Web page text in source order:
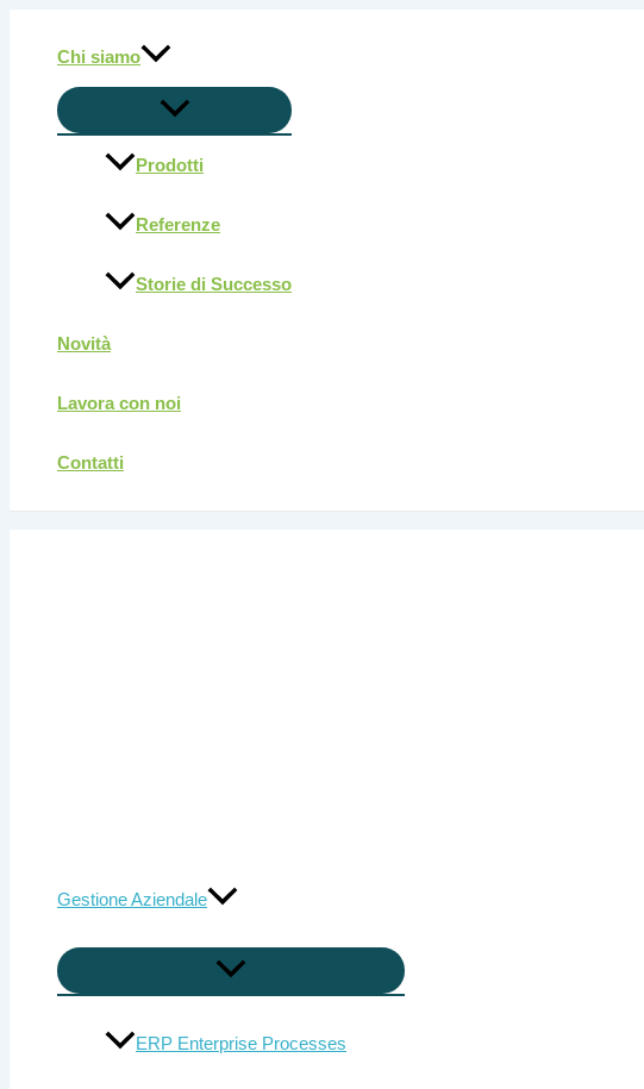
contenuto
Chi siamo
Prodotti
Referenze
Storie di Successo
Novità
Lavora con noi
Contatti
Gestione Aziendale
ERP Enterprise Processes